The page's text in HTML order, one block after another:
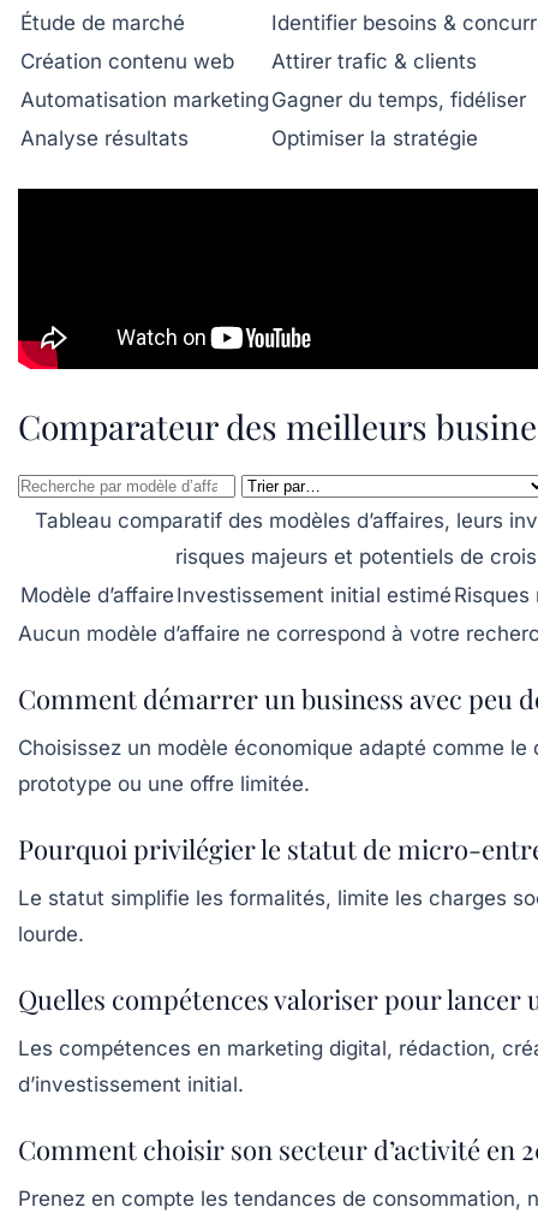
Étude de marché
Identifier besoins &
Création contenu web
Attirer trafic & clients
Automatisation marketing Gagner du temps, fidéliser
Analyse résultats
Optimiser la stratégie
Comparateur des meilleurs
Tableau comparatif des modèles d’affaires, leurs
risques majeurs et potentiels de
Modèle d’affaire Investissement initial estimé Risques
Aucun modèle d’affaire ne correspond à votre
Comment démarrer un business avec peu
Choisissez un modèle économique adapté comme
prototype ou une offre limitée.
Pourquoi privilégier le statut de micro-
Le statut simplifie les formalités, limite les charges
lourde.
Quelles compétences valoriser pour lancer
Les compétences en marketing digital, rédaction,
d’investissement initial.
Comment choisir son secteur d’activité en
Prenez en compte les tendances de consommation,